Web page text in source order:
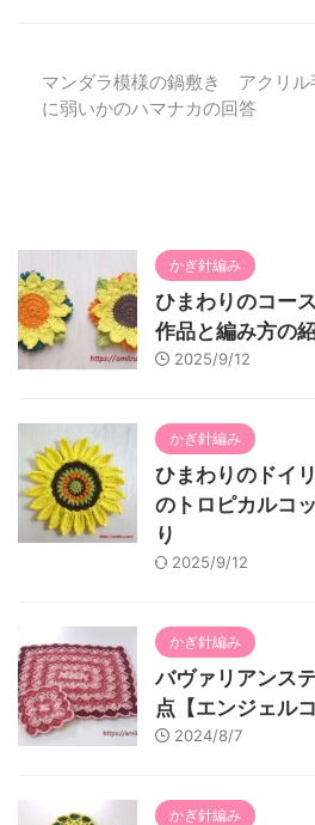
マンダラ模様の鍋敷き アクリル
に弱いかのハマナカの回答
かぎ針編み
ひまわりのコー
作品と編み方の
2025/9/12
かぎ針編み
ひまわりのドイ
のトロピカルコ
り
2025/9/12
かぎ針編み
バヴァリアンス
点【エンジェル
2024/8/7
かぎ針編み